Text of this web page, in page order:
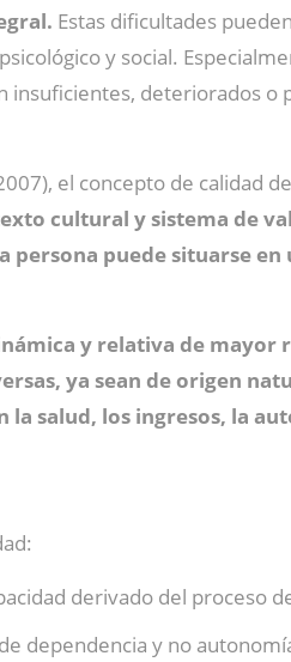
Estas dificultades
y social.
deteriorados
el concepto de calidad
cultural y sistema de
persona puede situarse
y relativa de mayor
ya sean de origen
salud, los ingresos, la
derivado del proceso
dependencia y no